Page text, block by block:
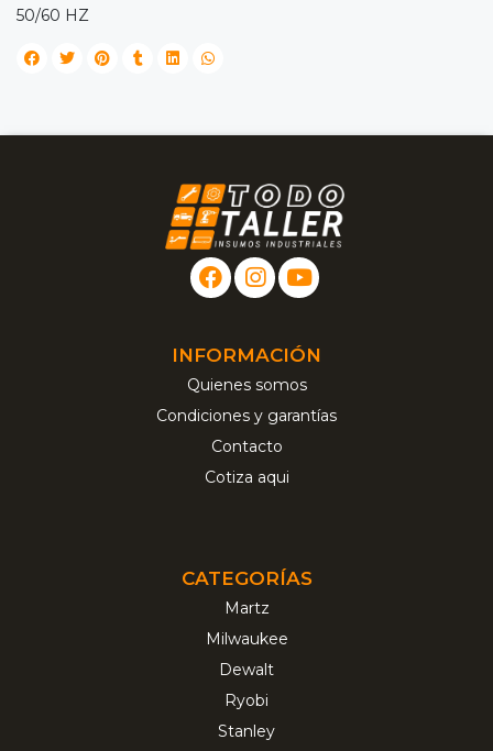
50/60 HZ
INFORMACIÓN
Quienes somos
Condiciones y garantías
Contacto
Cotiza aqui
CATEGORÍAS
Martz
Milwaukee
Dewalt
Ryobi
Stanley